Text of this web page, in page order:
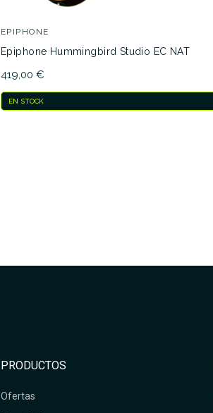
EPIPHONE
Epiphone Hummingbird Studio EC NAT
419,00 €
EN STOCK
PRODUCTOS
Ofertas